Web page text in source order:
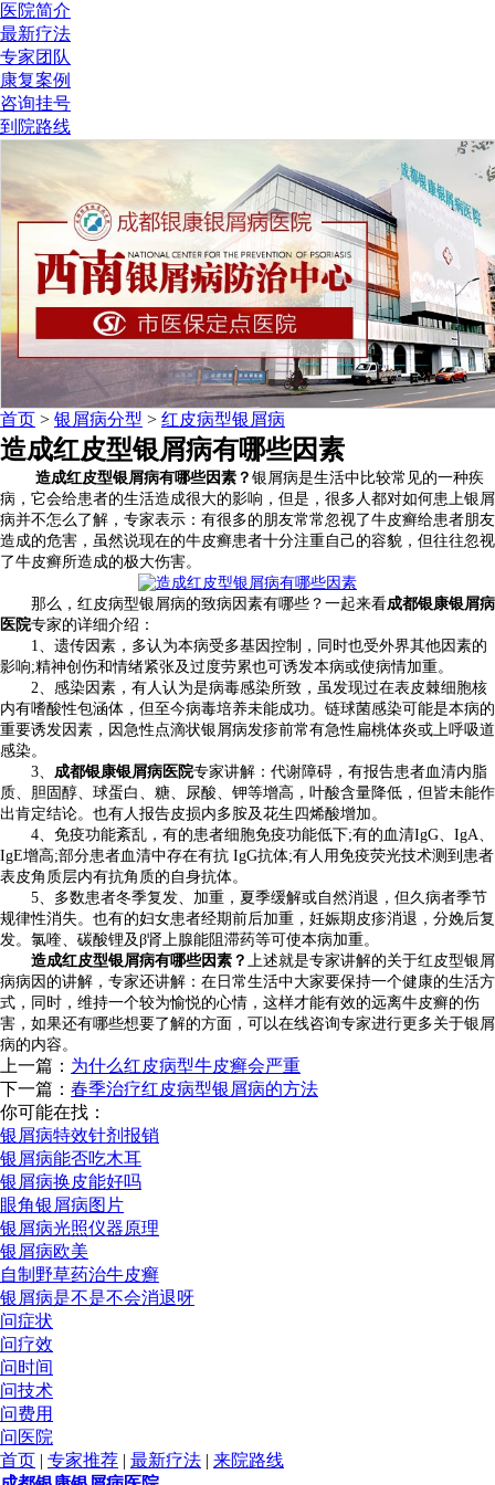
医院简介
最新疗法
专家团队
康复案例
咨询挂号
到院路线
首页 > 银屑病分型 > 红皮病型银屑病
造成红皮型银屑病有哪些因素
造成红皮型银屑病有哪些因素？ 银屑病是生活中比较常见的一种疾
病，它会给患者的生活造成很大的影响，但是，很多人都对如何患上银屑
病并不怎么了解，专家表示：有很多的朋友常常忽视了牛皮癣给患者朋友
造成的危害，虽然说现在的牛皮癣患者十分注重自己的容貌，但往往忽视
了牛皮癣所造成的极大伤害。
那么，红皮病型银屑病的致病因素有哪些？一起来看成都银康银屑病
医院专家的详细介绍：
1、遗传因素，多认为本病受多基因控制，同时也受外界其他因素的
影响;精神创伤和情绪紧张及过度劳累也可诱发本病或使病情加重。
2、感染因素，有人认为是病毒感染所致，虽发现过在表皮棘细胞核
内有嗜酸性包涵体，但至今病毒培养未能成功。链球菌感染可能是本病的
重要诱发因素，因急性点滴状银屑病发疹前常有急性扁桃体炎或上呼吸道
感染。
3、 成都银康银屑病医院专家讲解：代谢障碍，有报告患者血清内脂
质、胆固醇、球蛋白、糖、尿酸、钾等增高，叶酸含量降低，但皆未能作
出肯定结论。也有人报告皮损内多胺及花生四烯酸增加。
4、免疫功能紊乱，有的患者细胞免疫功能低下;有的血清IgG、IgA、
IgE增高;部分患者血清中存在有抗 IgG抗体;有人用免疫荧光技术测到患者
表皮角质层内有抗角质的自身抗体。
5、多数患者冬季复发、加重，夏季缓解或自然消退，但久病者季节
规律性消失。也有的妇女患者经期前后加重，妊娠期皮疹消退，分娩后复
发。氯喹、碳酸锂及β肾上腺能阻滞药等可使本病加重。
造成红皮型银屑病有哪些因素？ 上述就是专家讲解的关于红皮型银屑
病病因的讲解，专家还讲解：在日常生活中大家要保持一个健康的生活方
式，同时，维持一个较为愉悦的心情，这样才能有效的远离牛皮癣的伤
害，如果还有哪些想要了解的方面，可以在线咨询专家进行更多关于银屑
病的内容。
上一篇： 为什么红皮病型牛皮癣会严重
下一篇： 春季治疗红皮病型银屑病的方法
你可能在找：
银屑病特效针剂报销
银屑病能否吃木耳
银屑病换皮能好吗
眼角银屑病图片
银屑病光照仪器原理
银屑病欧美
自制野草药治牛皮癣
银屑病是不是不会消退呀
问症状
问疗效
问时间
问技术
问费用
问医院
首页 | 专家推荐 | 最新疗法 | 来院路线